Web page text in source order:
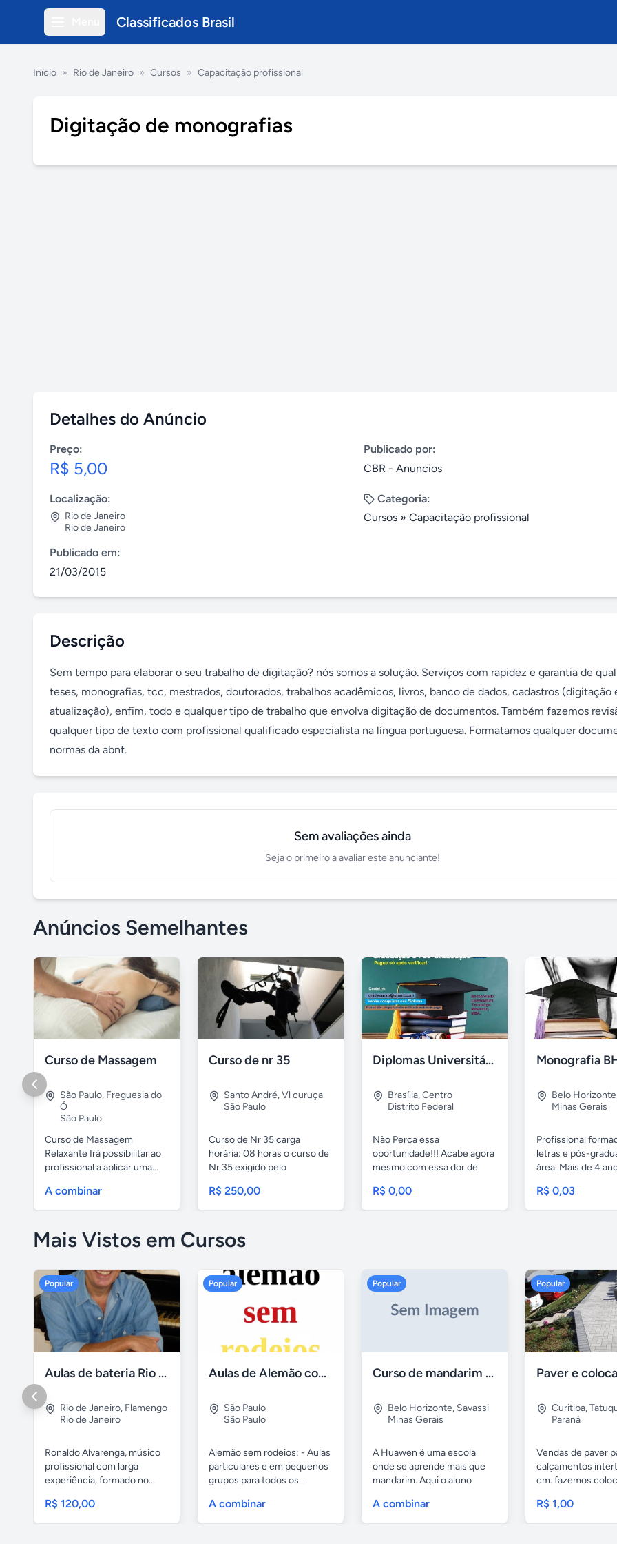
Classificados Brasil
Início » Rio de Janeiro » Cursos » Capacitação profissional
Digitação de monografias
Detalhes do Anúncio
Preço:
R$ 5,00
Publicado por:
CBR - Anuncios
Localização:
Rio de Janeiro
Rio de Janeiro
Categoria:
Cursos » Capacitação profissional
Publicado em:
21/03/2015
Descrição
Sem tempo para elaborar o seu trabalho de digitação? nós somos a solução. Serviços com rapidez e garantia de
teses, monografias, tcc, mestrados, doutorados, trabalhos acadêmicos, livros, banco de dados, cadastros (digitação
atualização), enfim, todo e qualquer tipo de trabalho que envolva digitação de documentos. Também fazemos
qualquer tipo de texto com profissional qualificado especialista na língua portuguesa. Formatamos qualquer
normas da abnt.
Sem avaliações ainda
Seja o primeiro a avaliar este anunciante!
Anúncios Semelhantes
Curso de Massagem
São Paulo, Freguesia do
Ó
São Paulo
Curso de Massagem
Relaxante Irá possibilitar ao
profissional a aplicar uma...
A combinar
Curso de nr 35
Santo André,Vl curuça
São Paulo
Curso de Nr 35 carga
horária: 08 horas o curso de
Nr 35 exigido pelo
R$ 250,00
Diplomas Universitário EaD - Pague só após visualização
Brasília,Centro
Distrito Federal
Não Perca essa
oportunidade!!! Acabe agora
mesmo com essa dor de
R$ 0,00
Monografia
Belo Horizonte
Minas Gerais
Profissional
letras e pós-
área. Mais de 4
R$ 0,03
Mais Vistos em Cursos
Popular
Aulas de bateria Rio de Janeiro
Rio de Janeiro, Flamengo
Rio de Janeiro
Ronaldo Alvarenga, músico
profissional com larga
experiência, formado no...
R$ 120,00
Popular
Aulas de Alemão com Professor Nativo
São Paulo
São Paulo
Alemão sem rodeios: - Aulas
particulares e em pequenos
grupos para todos os...
A combinar
Popular
Curso de mandarim em belo horizonte
Belo Horizonte, Savassi
Minas Gerais
A Huawen é uma escola
onde se aprende mais que
mandarim. Aqui o aluno
A combinar
Popular
Curitiba,
Paraná
Vendas de paver
calçamentos
cm. fazemos
R$ 1,00